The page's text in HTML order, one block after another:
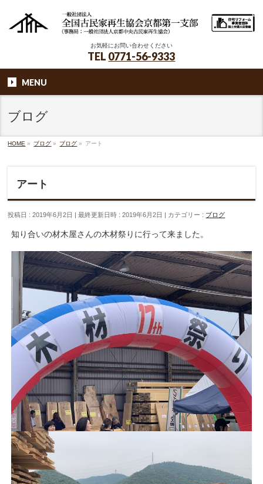
お気軽にお問い合わせください
TEL 0771-56-9333
MENU
ブログ
HOME » ブログ » ブログ » アート
アート
投稿日 : 2019年6月2日 最終更新日時 : 2019年6月2日 カテゴリー : ブログ
知り合いの材木屋さんの木材祭りに行って来ました。